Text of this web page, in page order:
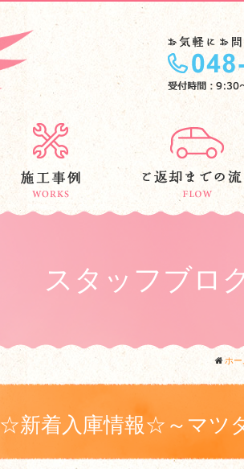
スタッフブロ
ホー
☆新着入庫情報☆～マツ